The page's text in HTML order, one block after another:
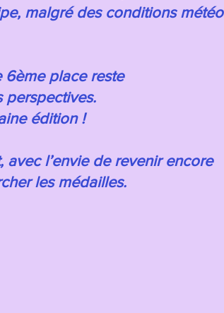
malgré des conditions météo
6ème place reste
perspectives.
édition !
avec l’envie de revenir encore
les médailles.